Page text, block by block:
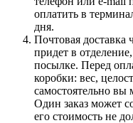
оплатить в
дня.
Почтовая доставка
придет в
посылке. Перед
коробки: вес,
самостоятельно вы
Один заказ может
его стоимость не